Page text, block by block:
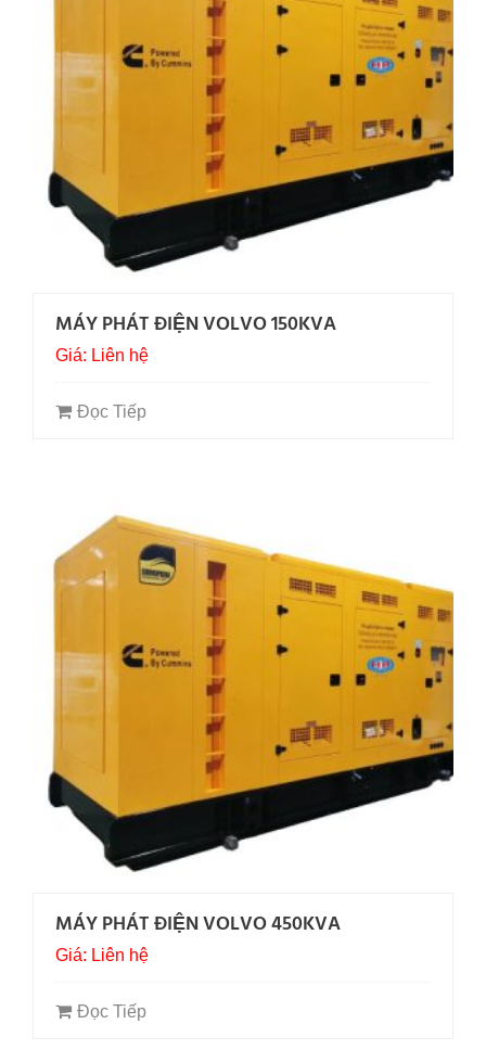
MÁY PHÁT ĐIỆN VOLVO 150KVA
Giá: Liên hệ
Đọc Tiếp
MÁY PHÁT ĐIỆN VOLVO 450KVA
Giá: Liên hệ
Đọc Tiếp